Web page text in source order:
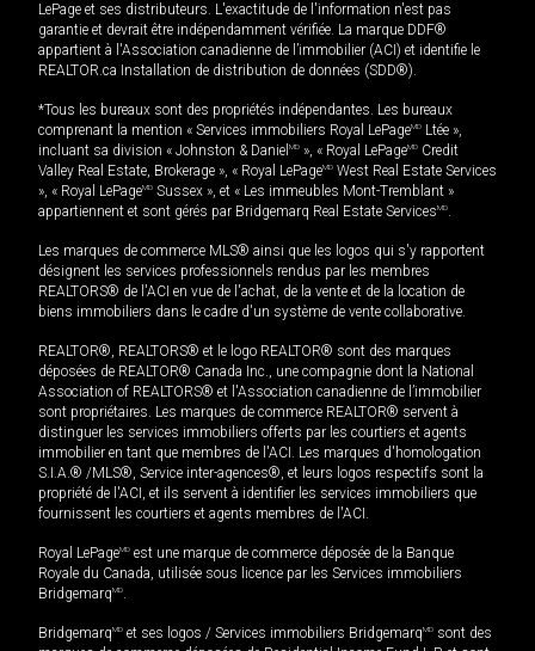
LePage et ses distributeurs. L'exactitude de l'information n'est pas
garantie et devrait être indépendamment vérifiée. La marque DDF®
appartient à l'Association canadienne de l’immobilier (ACI) et identifie le
REALTOR.ca Installation de distribution de données (SDD®).
*Tous les bureaux sont des propriétés indépendantes. Les bureaux
comprenant la mention « Services immobiliers Royal LePageMD Ltée »,
incluant sa division « Johnston & Daniel MD », « Royal LePageMD Credit
Valley Real Estate, Brokerage », « Royal LePageMD West Real Estate Services
», « Royal LePageMD Sussex », et « Les immeubles Mont-Tremblant »
appartiennent et sont gérés par Bridgemarq Real Estate ServicesMD.
Les marques de commerce MLS® ainsi que les logos qui s'y rapportent
désignent les services professionnels rendus par les membres
REALTORS® de l'ACI en vue de l'achat, de la vente et de la location de
biens immobiliers dans le cadre d'un système de vente collaborative.
REALTOR®, REALTORS® et le logo REALTOR® sont des marques
déposées de REALTOR® Canada Inc., une compagnie dont la National
Association of REALTORS® et l'Association canadienne de l’immobilier
sont propriétaires. Les marques de commerce REALTOR® servent à
distinguer les services immobiliers offerts par les courtiers et agents
immobilier en tant que membres de l'ACI. Les marques d'homologation
S.I.A.® /MLS®, Service inter-agences®, et leurs logos respectifs sont la
propriété de l'ACI, et ils servent à identifier les services immobiliers que
fournissent les courtiers et agents membres de l'ACI.
Royal LePageMD est une marque de commerce déposée de la Banque
Royale du Canada, utilisée sous licence par les Services immobiliers
BridgemarqMD.
BridgemarqMD et ses logos / Services immobiliers BridgemarqMD sont des